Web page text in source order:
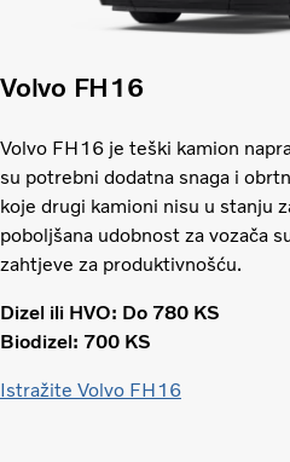
Volvo FH16
Volvo FH16 je teški kamion
su potrebni dodatna snaga i
koje drugi kamioni nisu u stanju
poboljšana udobnost za vozača
zahtjeve za produktivnošću.
Dizel ili HVO: Do 780 KS
Biodizel: 700 KS
Istražite Volvo FH16